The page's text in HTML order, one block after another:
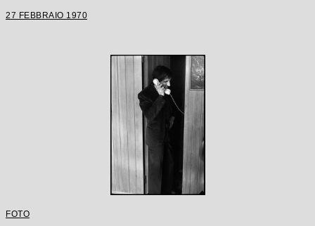
27 FEBBRAIO 1970
FOTO